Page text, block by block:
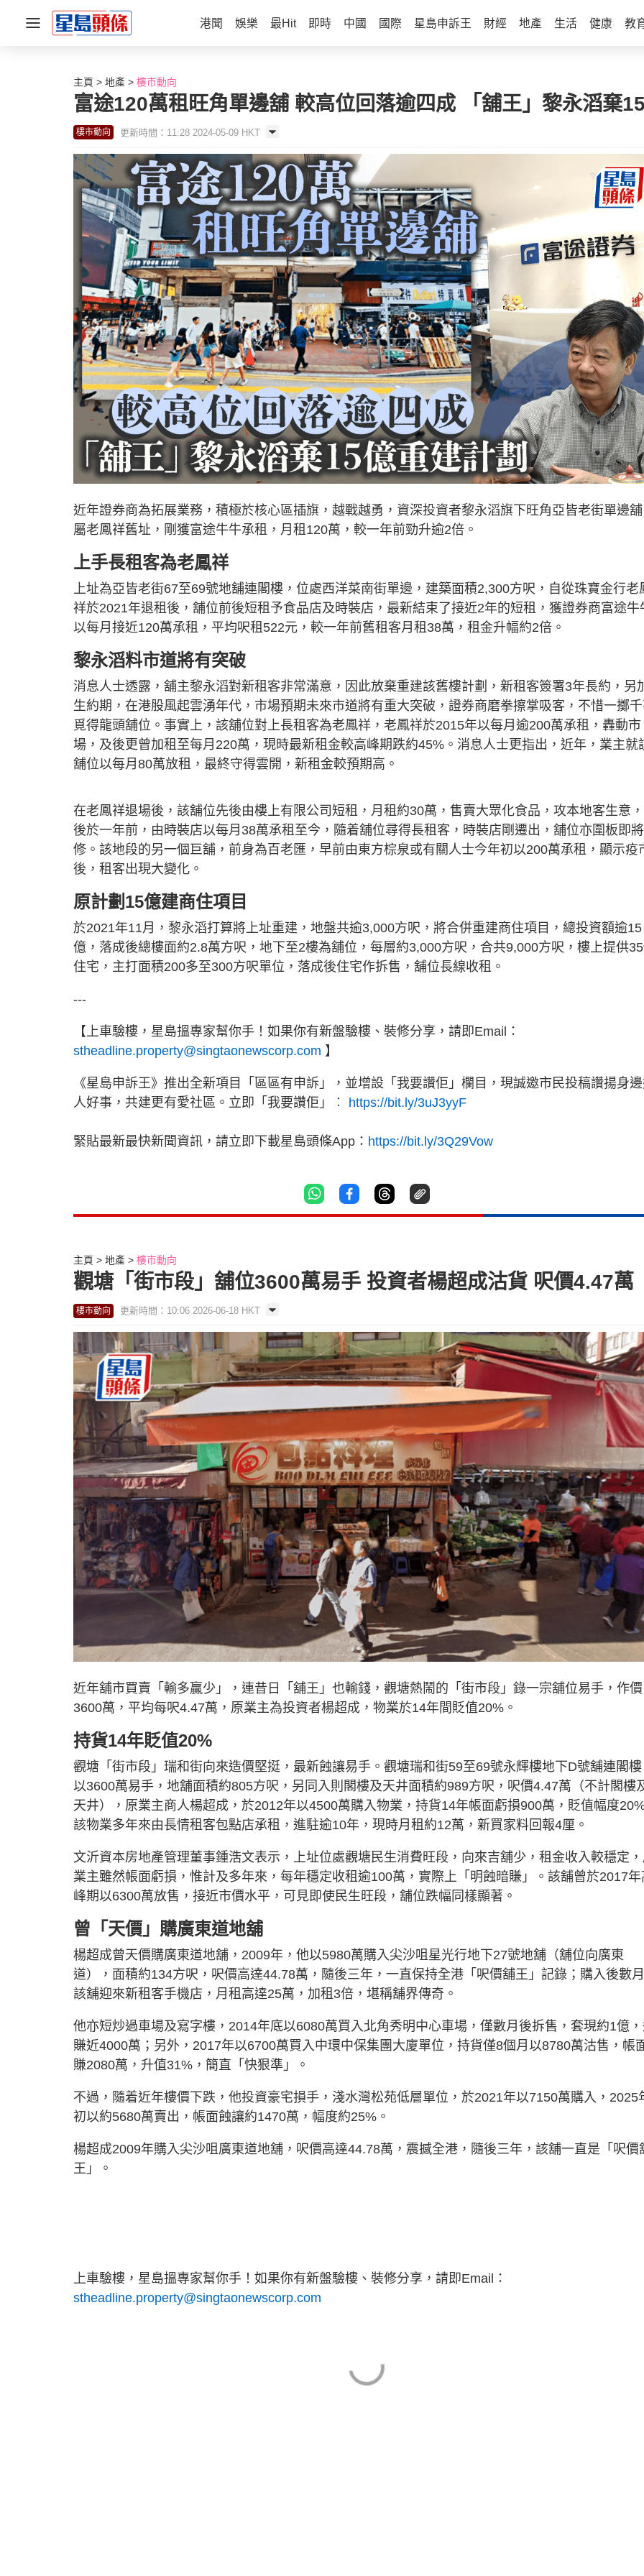
港聞 娛樂 最Hit 即時 中國 國際 星島申訴王 財經 地產 生活 健康 教
主頁 地產 樓市動向
富途120萬租旺角單邊舖 較高位回落逾四成 「舖王」黎永滔棄
樓市動向 更新時間：11:28 2024-05-09 HKT
近年證券商為拓展業務，積極於核心區插旗，越戰越勇，資深投資者黎永滔旗下旺角亞皆老街單邊
屬老鳳祥舊址，剛獲富途牛牛承租，月租120萬，較一年前勁升逾2倍。
上手長租客為老鳳祥
上址為亞皆老街67至69號地舖連閣樓，位處西洋菜南街單邊，建築面積2,300方呎，自從珠寶金行老
祥於2021年退租後，舖位前後短租予食品店及時裝店，最新結束了接近2年的短租，獲證券商富途牛
以每月接近120萬承租，平均呎租522元，較一年前舊租客月租38萬，租金升幅約2倍。
黎永滔料市道將有突破
消息人士透露，舖主黎永滔對新租客非常滿意，因此放棄重建該舊樓計劃，新租客簽署3年長約，另
生約期，在港股風起雲湧年代，市場預期未來市道將有重大突破，證券商磨拳擦掌吸客，不惜一擲
覓得龍頭舖位。事實上，該舖位對上長租客為老鳳祥，老鳳祥於2015年以每月逾200萬承租，轟動市
場，及後更曾加租至每月220萬，現時最新租金較高峰期跌約45%。消息人士更指出，近年，業主就
舖位以每月80萬放租，最終守得雲開，新租金較預期高。
在老鳳祥退場後，該舖位先後由樓上有限公司短租，月租約30萬，售賣大眾化食品，攻本地客生意
後於一年前，由時裝店以每月38萬承租至今，隨着舖位尋得長租客，時裝店剛遷出，舖位亦圍板即
修。該地段的另一個巨舖，前身為百老匯，早前由東方棕泉或有關人士今年初以200萬承租，顯示疫
後，租客出現大變化。
原計劃15億建商住項目
於2021年11月，黎永滔打算將上址重建，地盤共逾3,000方呎，將合併重建商住項目，總投資額逾15
億，落成後總樓面約2.8萬方呎，地下至2樓為舖位，每層約3,000方呎，合共9,000方呎，樓上提供
住宅，主打面積200多至300方呎單位，落成後住宅作拆售，舖位長線收租。
---
【上車驗樓，星島搵專家幫你手！如果你有新盤驗樓、裝修分享，請即Email：
stheadline.property@singtaonewscorp.com 】
《星島申訴王》推出全新項目「區區有申訴」，並增設「我要讚佢」欄目，現誠邀市民投稿讚揚身
人好事，共建更有愛社區。立即「我要讚佢」︰
https://bit.ly/3uJ3yyF
緊貼最新最快新聞資訊，請立即下載星島頭條App： https://bit.ly/3Q29Vow
主頁 地產 樓市動向
觀塘「街市段」舖位3600萬易手 投資者楊超成沽貨 呎價4.47萬
樓市動向 更新時間：10:06 2026-06-18 HKT
近年舖市買賣「輸多贏少」，連昔日「舖王」也輸錢，觀塘熱鬧的「街市段」錄一宗舖位易手，作價
3600萬，平均每呎4.47萬，原業主為投資者楊超成，物業於14年間貶值20%。
持貨14年貶值20%
觀塘「街市段」瑞和街向來造價堅挺，最新蝕讓易手。觀塘瑞和街59至69號永輝樓地下D號舖連閣
以3600萬易手，地舖面積約805方呎，另同入則閣樓及天井面積約989方呎，呎價4.47萬（不計閣樓
天井），原業主商人楊超成，於2012年以4500萬購入物業，持貨14年帳面虧損900萬，貶值幅度
該物業多年來由長情租客包點店承租，進駐逾10年，現時月租約12萬，新買家料回報4厘。
文沂資本房地產管理董事鍾浩文表示，上址位處觀塘民生消費旺段，向來吉舖少，租金收入較穩定
業主雖然帳面虧損，惟計及多年來，每年穩定收租逾100萬，實際上「明蝕暗賺」。該舖曾於2017年
峰期以6300萬放售，接近市價水平，可見即使民生旺段，舖位跌幅同樣顯著。
曾「天價」購廣東道地舖
楊超成曾天價購廣東道地舖，2009年，他以5980萬購入尖沙咀星光行地下27號地舖（舖位向廣東
道），面積約134方呎，呎價高達44.78萬，隨後三年，一直保持全港「呎價舖王」記錄；購入後數
該舖迎來新租客手機店，月租高達25萬，加租3倍，堪稱舖界傳奇。
他亦短炒過車場及寫字樓，2014年底以6080萬買入北角秀明中心車場，僅數月後拆售，套現約1億
賺近4000萬；另外，2017年以6700萬買入中環中保集團大廈單位，持貨僅8個月以8780萬沽售，帳
賺2080萬，升值31%，簡直「快狠準」。
不過，隨着近年樓價下跌，他投資豪宅損手，淺水灣松苑低層單位，於2021年以7150萬購入，2025
初以約5680萬賣出，帳面蝕讓約1470萬，幅度約25%。
楊超成2009年購入尖沙咀廣東道地舖，呎價高達44.78萬，震撼全港，隨後三年，該舖一直是「呎價
王」。
上車驗樓，星島搵專家幫你手！如果你有新盤驗樓、裝修分享，請即Email：
stheadline.property@singtaonewscorp.com